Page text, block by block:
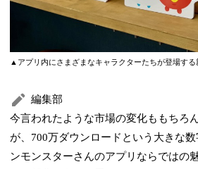
▲アプリ内にさまざまなキャラクターたちが登場する
編集部
今言われたような市場の変化ももちろ
が、700万ダウンロードという大きな
ンモンスターさんのアプリならではの